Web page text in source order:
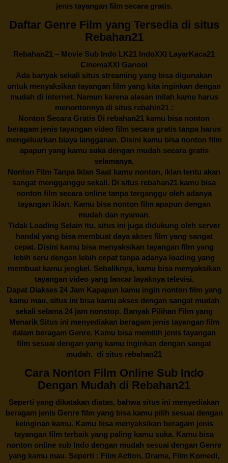
jenis tayangan film secara gratis.
Daftar Genre Film yang Tersedia di situs
Rebahan21
Rebahan21 – Movie Sub Indo LK21 IndoXXI LayarKaca21
CinemaXXI Ganool
Ada banyak sekali situs streaming yang bisa digunakan
untuk menyaksikan tayangan film yang kita inginkan dengan
mudah di internet. Namun karena alasan inilah kamu harus
menontonnya di situs rebahin21 :
Nonton Secara Gratis Di rebahan21 kamu bisa nonton
beragam jenis tayangan video film secara gratis tanpa harus
mengeluarkan biaya langganan. Disini kamu bisa nonton film
apapun yang kamu suka dengan mudah secara gratis
selamanya.
Nonton Film Tanpa Iklan Saat kamu nonton, iklan tentu akan
sangat mengganggu sekali. Di situs rebahan21 kamu bisa
nonton film secara online tanpa terganggu oleh adanya
tayangan iklan. Kamu bisa nonton film apapun dengan
mudah dan nyaman.
Tidak Loading Selain itu, situs ini juga didukung oleh server
handal yang bisa membuat daya akses film yang sangat
cepat. Disini kamu bisa menyaksikan tayangan film yang
lebih seru dengan lebih cepat tanpa adanya loading yang
membuat kamu jengkel. Sebaliknya, kamu bisa menyaksikan
tayangan video yang lancar layaknya televisi.
Dapat Diakses 24 Jam Kapapun kamu ingin nonton film yang
kamu mau, situs ini bisa kamu akses dengan sangat mudah
sekali selama 24 jam nonstop. Banyak Pilihan Film yang
Menarik Situs ini menyediakan beragam jenis tayangan film
dalam beragam Genre. Kamu bisa memilih jenis tayangan
film sesuai dengan yang kamu inginkan dengan sangat
mudah. di situs rebahan21
Cara Nonton Film Online Sub Indo
Dengan Mudah di Rebahan21
Seperti yang dikatakan diatas, bahwa situs ini menyediakan
beragam jenis Genre film yang bisa kamu pilih sesuai dengan
keinginan kamu. Kamu bisa menyaksikan beragam jenis
tayangan film terbaik yang paling kamu suka. Kamu bisa
nonton online sub Indo dengan mudah sesuai dengan Genre
yang kamu mau. Seperti : Film Action, Drama, Film Komedi,